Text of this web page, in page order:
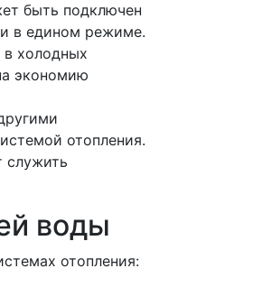
быть подключен
в едином режиме.
в холодных
экономию
отопления.
служить
воды
отопления: